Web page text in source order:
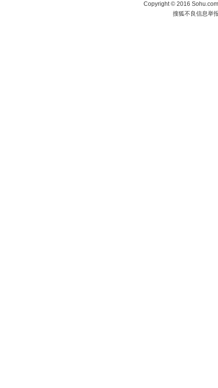
Copyright©2016
搜狐不良信息举